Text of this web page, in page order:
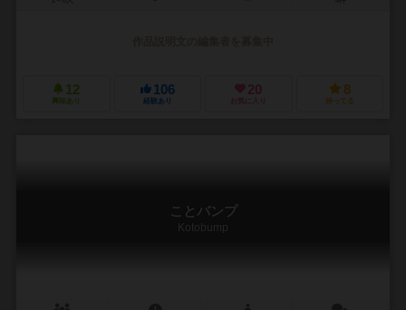
12
興味あり
106
経験あり
20
お気に入り
8
持ってる
ことバンプ
Kotobump